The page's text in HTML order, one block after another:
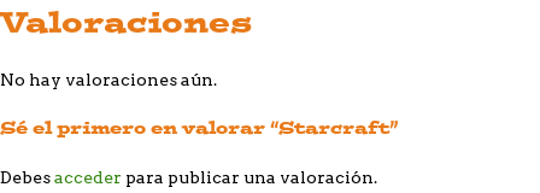
Valoraciones
No hay valoraciones aún.
Sé el primero en valorar “Starcraft”
Debesacceder para publicar una valoración.